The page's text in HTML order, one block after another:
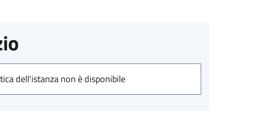
dell'istanza non è disponibile